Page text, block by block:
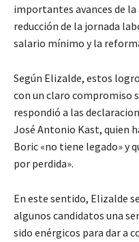
importantes avances de
reducción de la jornada
salario mínimo y la
Según Elizalde, estos
con un claro compromiso
respondió a las
José Antonio Kast, quien
Boric «no tiene legado» y
por perdida».
En este sentido, Elizalde
algunos candidatos una
sido enérgicos para dar a